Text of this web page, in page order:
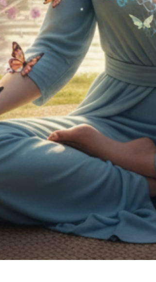
des personnes en situation de handicap.